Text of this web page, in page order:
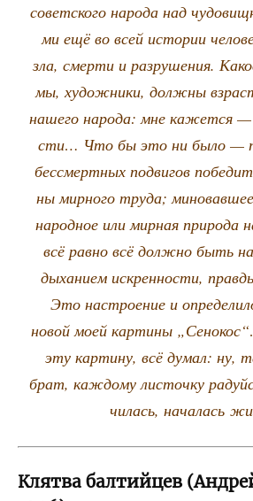
совет­ско­го наро­да над
ми ещё во всей исто­рии
зла, смер­ти и раз­ру­ше­ния.
мы, худож­ни­ки, долж­ны
наше­го наро­да: мне кажет­ся
сти… Что бы это ни было —
бес­смерт­ных подви­гов
ны мир­но­го тру­да;
народ­ное или мир­ная
всё рав­но всё долж­но быть
дыха­ни­ем искрен­но­сти,
Это настро­е­ние и
новой моей кар­ти­ны
эту кар­ти­ну, всё думал: ну,
брат, каж­до­му листоч­ку
чи­лась, нача­лась
Клятва балтийцев